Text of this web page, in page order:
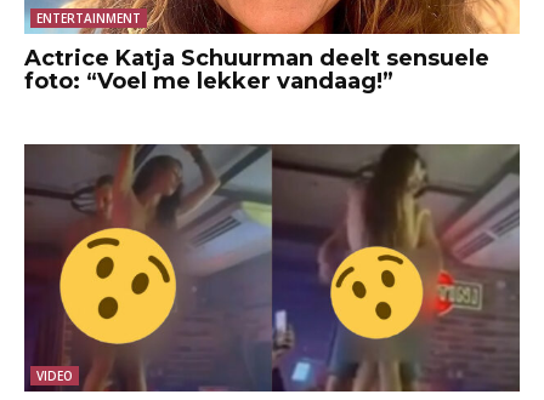
ENTERTAINMENT
Actrice Katja Schuurman deelt sensuele
foto: “Voel me lekker vandaag!”
VIDEO